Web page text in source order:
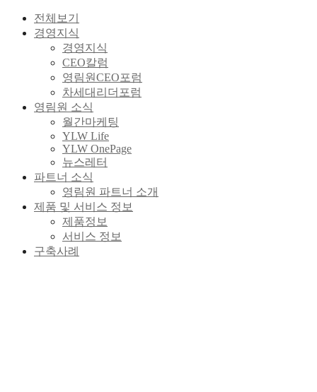
전체보기
경영지식
경영지식
CEO칼럼
영림원CEO포럼
차세대리더포럼
영림원 소식
월간마케팅
YLW Life
YLW OnePage
뉴스레터
파트너 소식
영림원 파트너 소개
제품 및 서비스 정보
제품정보
서비스 정보
구축사례